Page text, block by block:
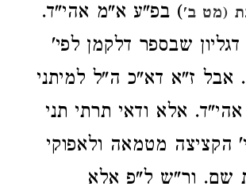
(מט ב') בפ"ע א"מ אהי"ד.
שבספר דלקמן לפי'
אבל ז"א דא"כ ה"ל למיתני
אלא ודאי תרתי תני
הקציצה מטמאה ולאפוקי
שם. ור"ש ל"פ אלא